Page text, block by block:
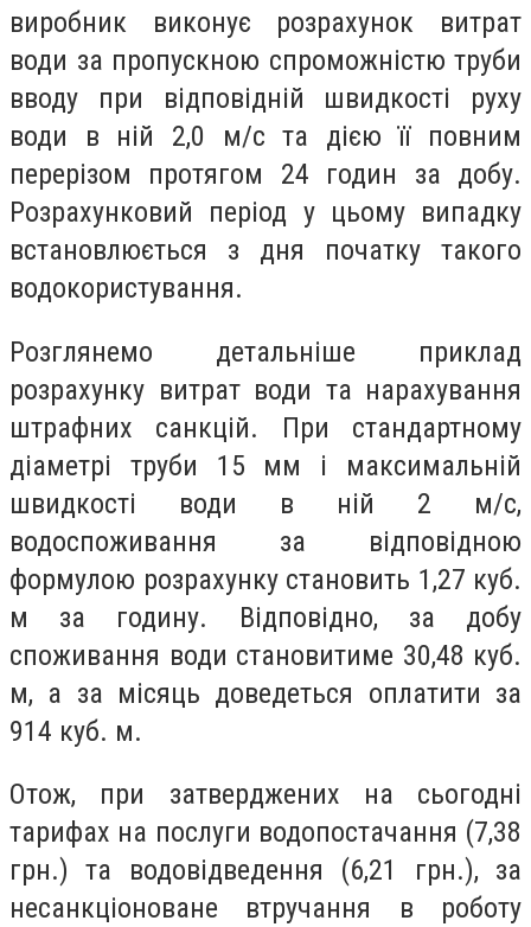
виробник виконує розрахунок витрат
води за пропускною спроможністю труби
вводу при відповідній швидкості руху
води в ній 2,0 м/с та дією її повним
перерізом протягом 24 годин за добу.
Розрахунковий період у цьому випадку
встановлюється з дня початку такого
водокористування.
Розглянемо детальніше приклад
розрахунку витрат води та нарахування
штрафних санкцій. При стандартному
діаметрі труби 15 мм і максимальній
швидкості води в ній 2 м/с,
водоспоживання за відповідною
формулою розрахунку становить 1,27 куб.
м за годину. Відповідно, за добу
споживання води становитиме 30,48 куб.
м, а за місяць доведеться оплатити за
914 куб. м.
Отож, при затверджених на сьогодні
тарифах на послуги водопостачання (7,38
грн.) та водовідведення (6,21 грн.), за
несанкціоноване втручання в роботу